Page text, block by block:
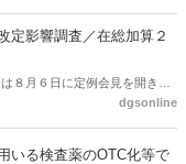
定影響調査／在総加算２
８月６日に定例会見を開き、
局への影響」の調査結果を公
dgsonline
いる検査薬のOTC化等で